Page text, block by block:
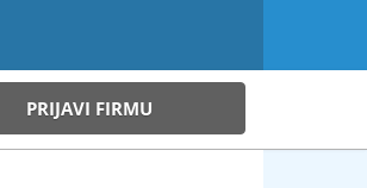
PRIJAVI FIRMU